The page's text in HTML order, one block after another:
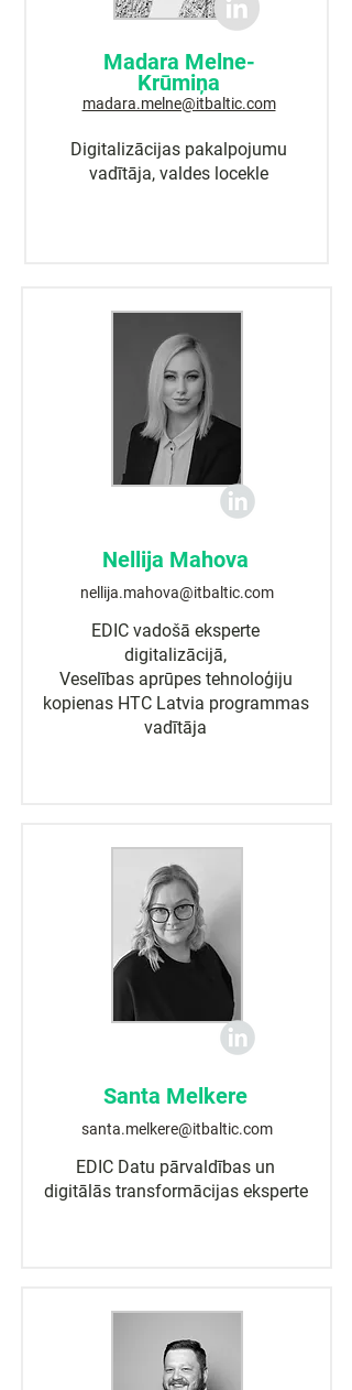
Madara Melne-
Krūmiņa
madara.melne@itbaltic.com
Digitalizācijas pakalpojumu
vadītāja, valdes locekle
Nellija Mahova
nellija.mahova@itbaltic.com
EDIC vadošā eksperte
digitalizācijā,
Veselības aprūpes tehnoloģiju
kopienas HTC Latvia programmas
vadītāja
Santa Melkere
santa.melkere@itbaltic.com
EDIC Datu pārvaldības un
digitālās transformācijas eksperte